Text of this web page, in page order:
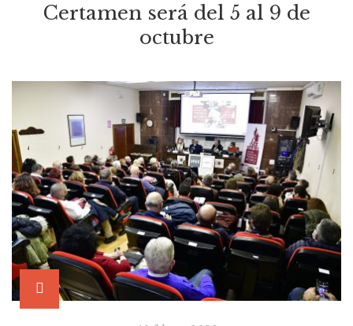
Certamen será del 5 al 9 de
octubre